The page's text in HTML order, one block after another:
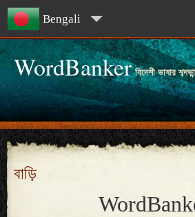
Bengali
WordBanker বিদেশী ভাষার
বাড়ি